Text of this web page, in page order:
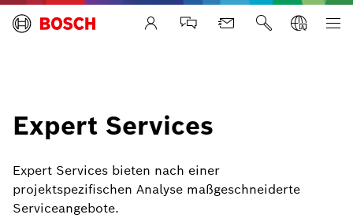
Life Safety Systems
Expert Services
Expert Services bieten nach einer
projektspezifischen Analyse maßgeschneiderte
Serviceangebote.